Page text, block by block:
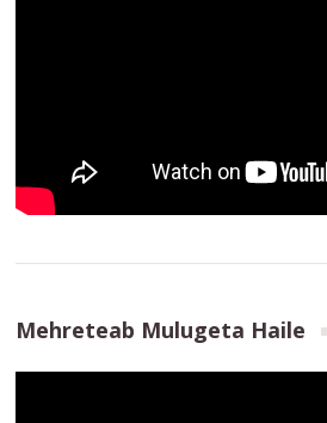
Mehreteab Mulugeta Haile